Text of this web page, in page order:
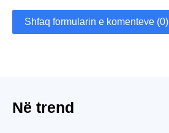
Shfaq formularin e komenteve (0)
Në trend